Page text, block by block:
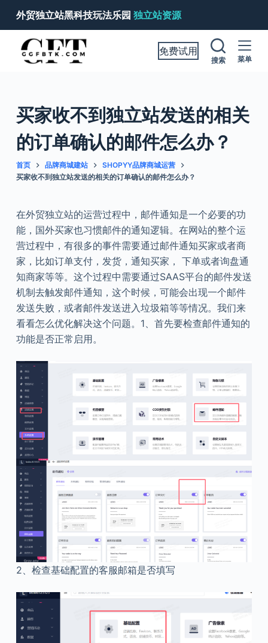
跳
过
内
外贸独立站黑科技玩法乐园 独立站资源
免费试用
搜索 菜单
买家收不到独立站发送的相关
的订单确认的邮件怎么办？
首页 品牌商城建站
SHOPYY品牌商城运营
买家收不到独立站发送的相关的订单确认的邮件怎么办？
在外贸独立站的运营过程中，邮件通知是一个必要的功
能，国外买家也习惯邮件的通知逻辑。在网站的整个运
营过程中，有很多的事件需要通过邮件通知买家或者商
家，比如订单支付，发货，通知买家， 下单或者询盘通
知商家等等。这个过程中需要通过SAAS平台的邮件发送
机制去触发邮件通知，这个时候，可能会出现一个邮件
发送失败，或者邮件发送进入垃圾箱等等情况。我们来
看看怎么优化解决这个问题。1、首先要检查邮件通知的
功能是否正常启用。
2、检查基础配置的客服邮箱是否填写